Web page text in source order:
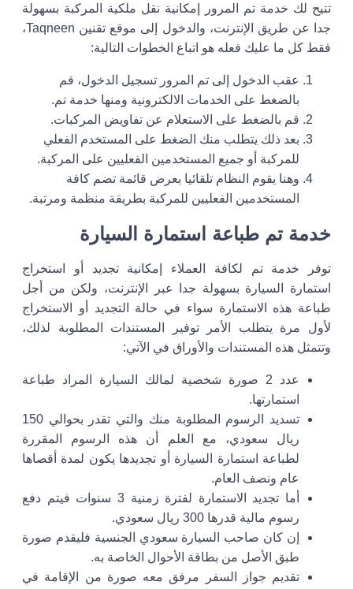
تتيح لك خدمة تم المرور إمكانية نقل ملكية المركبة بسهولة
جدا عن طريق الإنترنت، والدخول إلى موقع تقنين Taqneen،
فقط كل ما عليك فعله هو اتباع الخطوات التالية:
عقب الدخول إلى تم المرور تسجيل الدخول، قم
بالضغط على الخدمات الالكترونية ومنها خدمة تم.
قم بالضغط على الاستعلام عن تفاويض المركبات.
بعد ذلك يتطلب منك الضغط على المستخدم الفعلي
للمركبة أو جميع المستخدمين الفعليين على المركبة.
وهنا يقوم النظام تلقائيا بعرض قائمة تضم كافة
المستخدمين الفعليين للمركبة بطريقة منظمة ومرتبة.
خدمة تم طباعة استمارة السيارة
توفر خدمة تم لكافة العملاء إمكانية تجديد أو استخراج
استمارة السيارة بسهولة جدا عبر الإنترنت، ولكن من أجل
طباعة هذه الاستمارة سواء في حالة التجديد أو الاستخراج
لأول مرة يتطلب الأمر توفير المستندات المطلوبة لذلك،
وتتمثل هذه المستندات والأوراق في الآتي:
عدد 2 صورة شخصية لمالك السيارة المراد طباعة
استمارتها.
تسديد الرسوم المطلوبة منك والتي تقدر بحوالي 150
ريال سعودي، مع العلم أن هذه الرسوم المقررة
لطباعة استمارة السيارة أو تجديدها يكون لمدة أقصاها
عام ونصف العام.
أما تجديد الاستمارة لفترة زمنية 3 سنوات فيتم دفع
رسوم مالية قدرها 300 ريال سعودي.
إن كان صاحب السيارة سعودي الجنسية فليقدم صورة
طبق الأصل من بطاقة الأحوال الخاصة به.
تقديم جواز السفر مرفق معه صورة من الإقامة في